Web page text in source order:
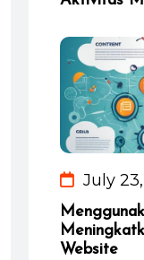
July
Website